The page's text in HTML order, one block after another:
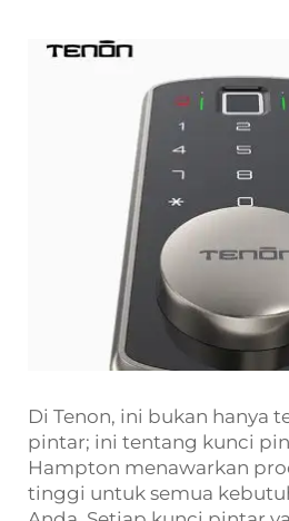
Di Tenon, ini bukan hanya
pintar; ini tentang kunci
Hampton menawarkan
tinggi untuk semua